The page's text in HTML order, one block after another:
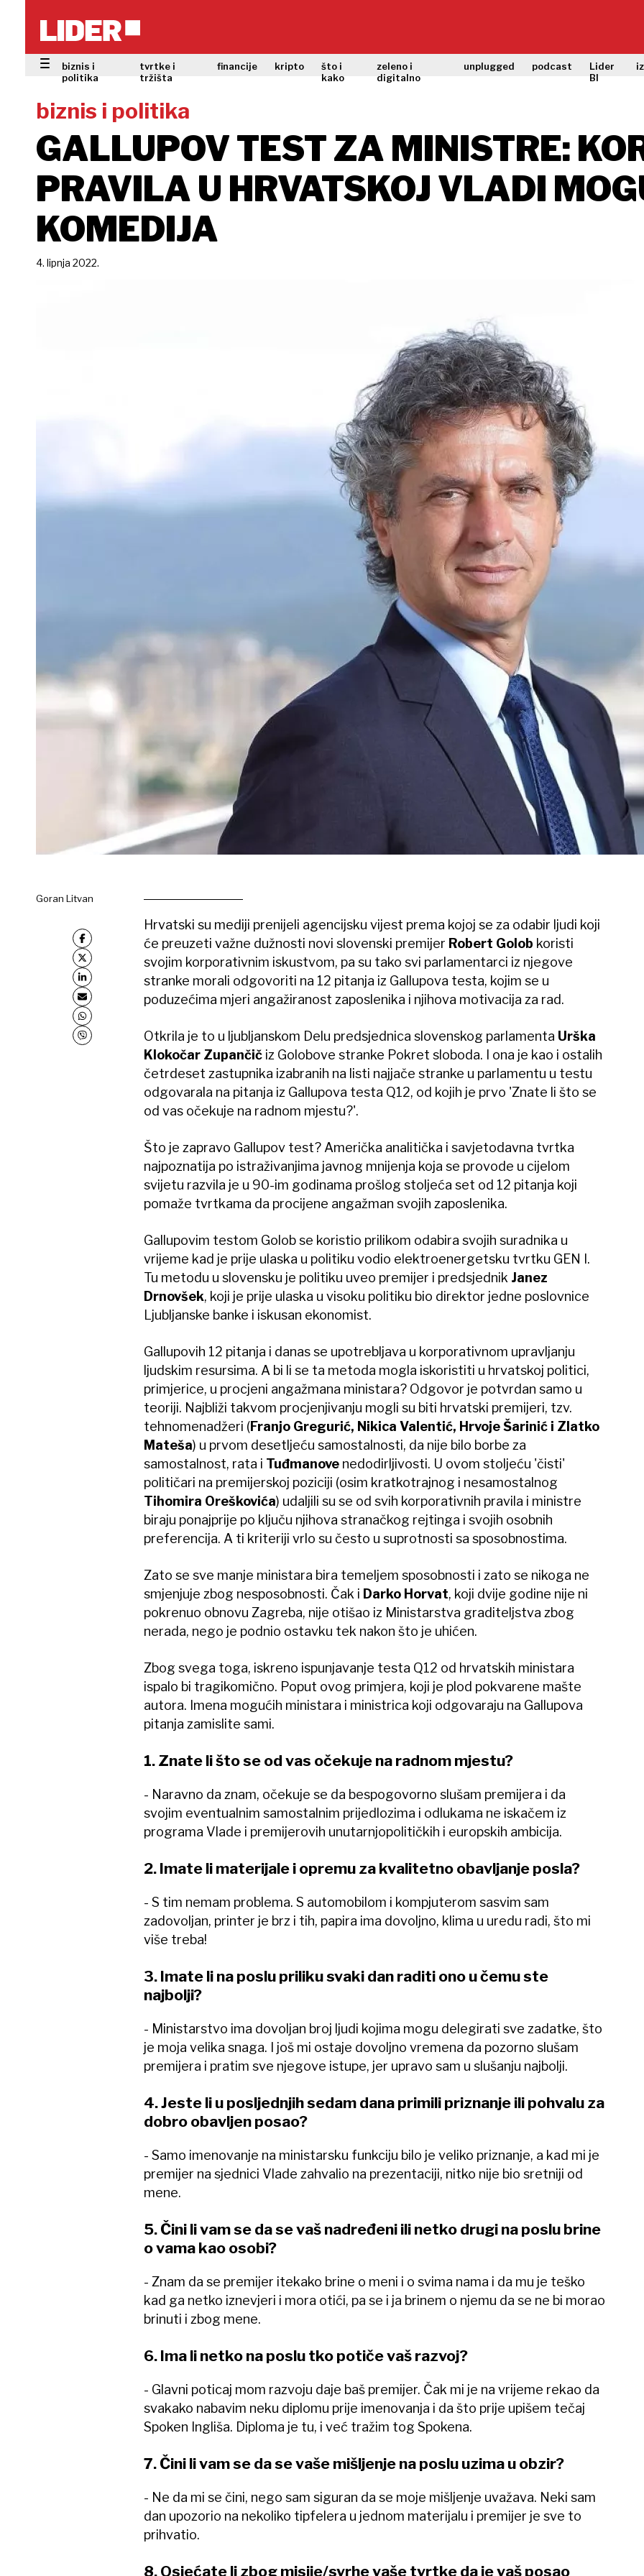
biznis i
politika
tvrtke i
tržišta
financije kripto
što i
kako
zeleno i
digitalno
unplugged podcast
Lider
BI
biznis i politika
GALLUPOV TEST ZA MINISTRE:
PRAVILA U HRVATSKOJ VLADI
KOMEDIJA
4. lipnja 2022.
Goran Litvan
Hrvatski su mediji prenijeli agencijsku vijest prema kojoj se za odabir ljudi koji
će preuzeti važne dužnosti novi slovenski premijer Robert Golob koristi
svojim korporativnim iskustvom, pa su tako svi parlamentarci iz njegove
stranke morali odgovoriti na 12 pitanja iz Gallupova testa, kojim se u
poduzećima mjeri angažiranost zaposlenika i njihova motivacija za rad.
Otkrila je to u ljubljanskom Delu predsjednica slovenskog parlamenta Urška
Klokočar Zupančičiz Golobove stranke Pokret sloboda. I ona je kao i ostalih
četrdeset zastupnika izabranih na listi najjače stranke u parlamentu u testu
odgovarala na pitanja iz Gallupova testa Q12, od kojih je prvo 'Znate li što se
od vas očekuje na radnom mjestu?'.
Što je zapravo Gallupov test? Američka analitička i savjetodavna tvrtka
najpoznatija po istraživanjima javnog mnijenja koja se provode u cijelom
svijetu razvila je u 90-im godinama prošlog stoljeća set od 12 pitanja koji
pomaže tvrtkama da procijene angažman svojih zaposlenika.
Gallupovim testom Golob se koristio prilikom odabira svojih suradnika u
vrijeme kad je prije ulaska u politiku vodio elektroenergetsku tvrtku GEN I.
Tu metodu u slovensku je politiku uveo premijer i predsjednik Janez
Drnovšek, koji je prije ulaska u visoku politiku bio direktor jedne poslovnice
Ljubljanske banke i iskusan ekonomist.
Gallupovih 12 pitanja i danas se upotrebljava u korporativnom upravljanju
ljudskim resursima. A bi li se ta metoda mogla iskoristiti u hrvatskoj politici,
primjerice, u procjeni angažmana ministara? Odgovor je potvrdan samo u
teoriji. Najbliži takvom procjenjivanju mogli su biti hrvatski premijeri, tzv.
tehnomenadžeri (Franjo Gregurić, Nikica Valentić, Hrvoje Šarinić i Zlatko
Mateša) u prvom desetljeću samostalnosti, da nije bilo borbe za
samostalnost, rata i Tuđmanove nedodirljivosti. U ovom stoljeću 'čisti'
političari na premijerskoj poziciji (osim kratkotrajnog i nesamostalnog
Tihomira Oreškovića) udaljili su se od svih korporativnih pravila i ministre
biraju ponajprije po ključu njihova stranačkog rejtinga i svojih osobnih
preferencija. A ti kriteriji vrlo su često u suprotnosti sa sposobnostima.
Zato se sve manje ministara bira temeljem sposobnosti i zato se nikoga ne
smjenjuje zbog nesposobnosti. Čak i Darko Horvat, koji dvije godine nije ni
pokrenuo obnovu Zagreba, nije otišao iz Ministarstva graditeljstva zbog
nerada, nego je podnio ostavku tek nakon što je uhićen.
Zbog svega toga, iskreno ispunjavanje testa Q12 od hrvatskih ministara
ispalo bi tragikomično. Poput ovog primjera, koji je plod pokvarene mašte
autora. Imena mogućih ministara i ministrica koji odgovaraju na Gallupova
pitanja zamislite sami.
1. Znate li što se od vas očekuje na radnom mjestu?
- Naravno da znam, očekuje se da bespogovorno slušam premijera i da
svojim eventualnim samostalnim prijedlozima i odlukama ne iskačem iz
programa Vlade i premijerovih unutarnjopolitičkih i europskih ambicija.
2. Imate li materijale i opremu za kvalitetno obavljanje posla?
- S tim nemam problema. S automobilom i kompjuterom sasvim sam
zadovoljan, printer je brz i tih, papira ima dovoljno, klima u uredu radi, što mi
više treba!
3. Imate li na poslu priliku svaki dan raditi ono u čemu ste
najbolji?
- Ministarstvo ima dovoljan broj ljudi kojima mogu delegirati sve zadatke, što
je moja velika snaga. I još mi ostaje dovoljno vremena da pozorno slušam
premijera i pratim sve njegove istupe, jer upravo sam u slušanju najbolji.
4. Jeste li u posljednjih sedam dana primili priznanje ili pohvalu za
dobro obavljen posao?
- Samo imenovanje na ministarsku funkciju bilo je veliko priznanje, a kad mi je
premijer na sjednici Vlade zahvalio na prezentaciji, nitko nije bio sretniji od
mene.
5. Čini li vam se da se vaš nadređeni ili netko drugi na poslu brine
o vama kao osobi?
- Znam da se premijer itekako brine o meni i o svima nama i da mu je teško
kad ga netko iznevjeri i mora otići, pa se i ja brinem o njemu da se ne bi morao
brinuti i zbog mene.
6. Ima li netko na poslu tko potiče vaš razvoj?
- Glavni poticaj mom razvoju daje baš premijer. Čak mi je na vrijeme rekao da
svakako nabavim neku diplomu prije imenovanja i da što prije upišem tečaj
Spoken Ingliša. Diploma je tu, i već tražim tog Spokena.
7. Čini li vam se da se vaše mišljenje na poslu uzima u obzir?
- Ne da mi se čini, nego sam siguran da se moje mišljenje uvažava. Neki sam
dan upozorio na nekoliko tipfelera u jednom materijalu i premijer je sve to
prihvatio.
8. Osjećate li zbog misije/svrhe vaše tvrtke da je vaš posao